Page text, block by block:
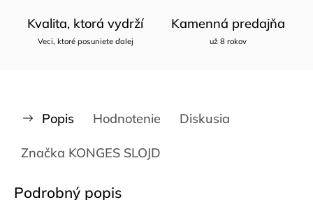
Kvalita, ktorá vydrží
Veci, ktoré posuniete ďalej
Kamenná predajňa
už 8 rokov
Popis Hodnotenie Diskusia
Značka KONGES SLOJD
Podrobný popis